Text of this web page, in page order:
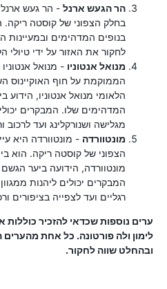
הר הגעש ארנל - הר געש
בחלק הצפוני של קוסטה ריקה.
בנופים המדהימים ובמעיינות
לחקור את האזור על ידי טיולי
מנואל אנטוניו - מנואל
הממוקמת על חוף האוקיינוס
הלאומי מנואל אנטוניו,
המדהימים שלו. המבקרים
מגלישה ושנורקלינג ועד לרכוב
מונטוורדה - מונטוורדה היא
הצפוני של קוסטה ריקה. הוא
מונטוורדה, הידועה ביער
המבקרים יכולים ליהנות
רגליים ועד לצפייה בציפורים
ערים נוספות שכדאי להזכיר כוללות
לימון ולה פורטונה. כל אחת מהערים
ובהחלט שווה לחקור.